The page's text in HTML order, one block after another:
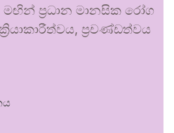
ප්‍රධාන මානසික රෝග
ප්‍රචණ්ඩත්වය